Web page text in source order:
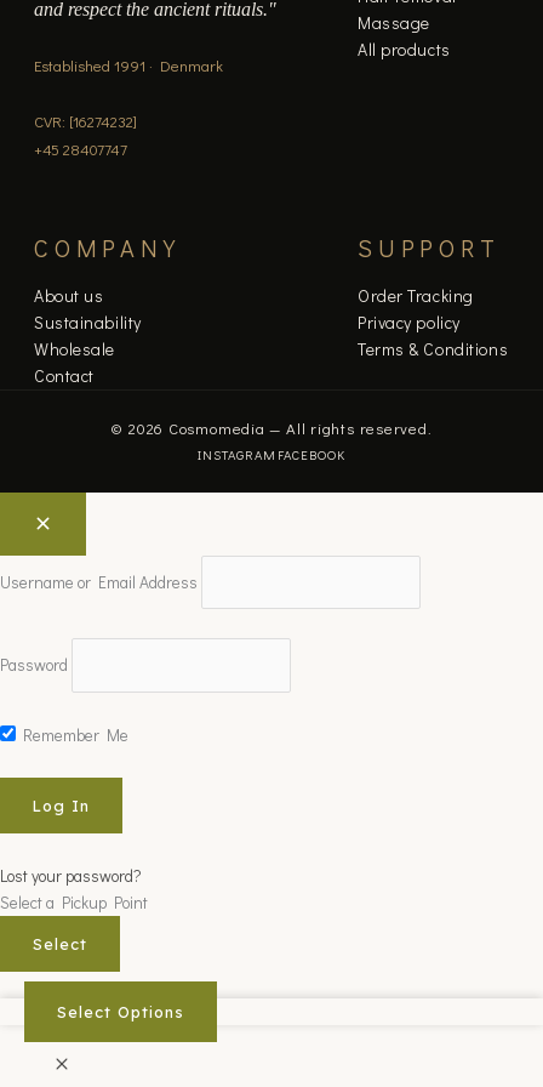
and respect the ancient rituals."
Established 1991 · Denmark
CVR: [16274232]
+45 28407747
Massage
All products
COMPANY
About us
Sustainability
Wholesale
Contact
SUPPORT
Order Tracking
Privacy policy
Terms & Conditions
© 2026 Cosmomedia — All rights reserved.
INSTAGRAM FACEBOOK
Username or Email Address
Password
Remember Me
Lost your password?
Select a Pickup Point
Select
Select Options